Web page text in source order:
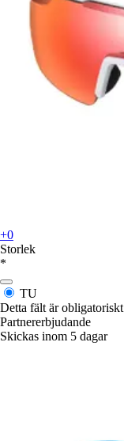
+0
Storlek
*
TU
Detta fält är obligatoriskt
Partnererbjudande
Skickas inom 5 dagar